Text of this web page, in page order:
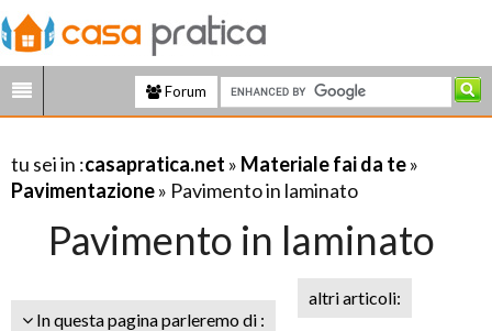
Forum
tu sei in :casapratica.net » Materiale fai da te»
Pavimentazione» Pavimento in laminato
Pavimento in laminato
In questa pagina parleremo di :
altri articoli: